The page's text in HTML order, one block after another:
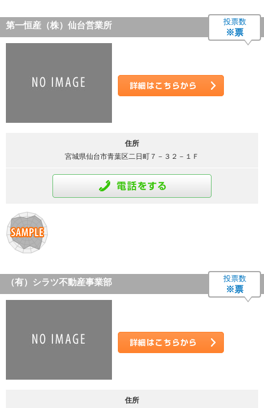
第一恒産（株）仙台営業所 投票数
※票
住所
宮城県仙台市青葉区二日町７－３２－１Ｆ
（有）シラツ不動産事業部 投票数
※票
住所